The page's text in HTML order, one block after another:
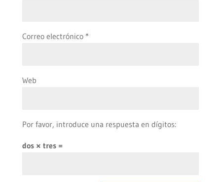
Correo electrónico *
Web
Por favor, introduce una respuesta en dígitos:
dos × tres =